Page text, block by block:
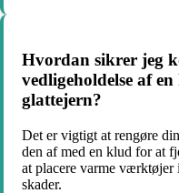
Hvordan sikrer jeg
vedligeholdelse af
glattejern?
Det er vigtigt at rengøre
den af med en klud for at
at placere varme
skader.